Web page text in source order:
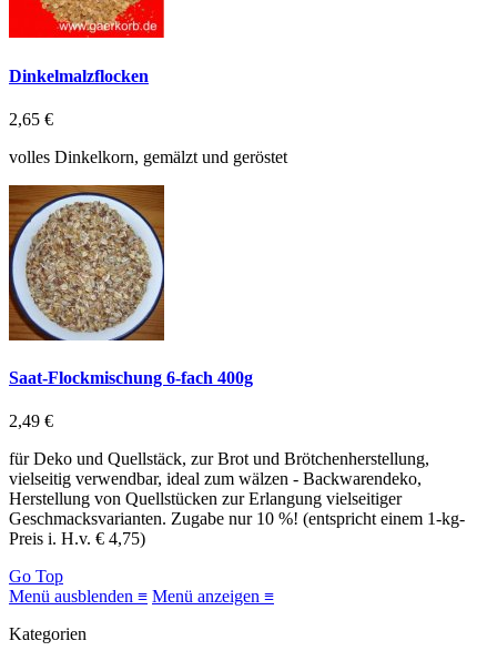
Dinkelmalzflocken
2,65 €
volles Dinkelkorn, gemälzt und geröstet
Saat-Flockmischung 6-fach 400g
2,49 €
für Deko und Quellstäck, zur Brot und Brötchenherstellung,
vielseitig verwendbar, ideal zum wälzen - Backwarendeko,
Herstellung von Quellstücken zur Erlangung vielseitiger
Geschmacksvarianten. Zugabe nur 10 %! (entspricht einem 1-kg-
Preis i. H.v. € 4,75)
Go Top
Menü ausblenden ≡ Menü anzeigen ≡
Kategorien